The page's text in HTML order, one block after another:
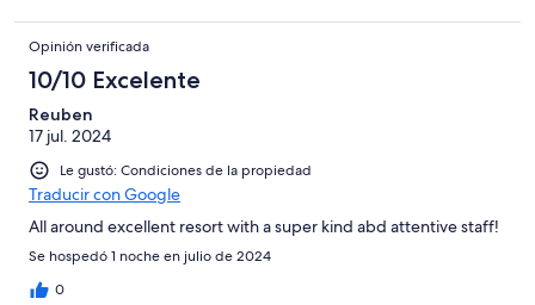
Opinión verificada
10/10 Excelente
Reuben
17 jul. 2024
Le gustó: Condiciones de la propiedad
Traducir con Google
All around excellent resort with a super kind abd attentive staff!
Se hospedó 1 noche en julio de 2024
0